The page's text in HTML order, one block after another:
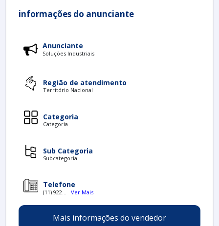
informações do anunciante
Anunciante
Soluções Industriais
Região de atendimento
Território Nacional
Categoria
Categoria
Sub Categoria
Subcategoria
Telefone
(11) 922... Ver Mais
Mais informações do vendedor